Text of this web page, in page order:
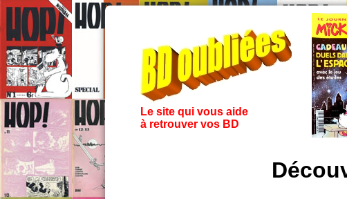
Le site qui vous aide
à retrouver vos BD